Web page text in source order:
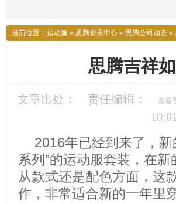
当前位置： 运动服 » 思腾资讯中心 » 思腾公司动态 »
思腾吉祥
文章出处： 责任编辑： 查看
2016年已经到来了，
系列”的运动服套装，在
从款式还是配色方面，这
作，非常适合新的一年里